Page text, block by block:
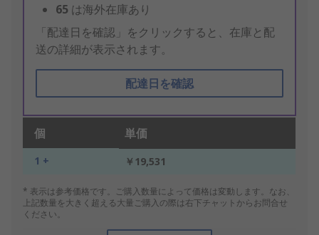
65 は海外在庫あり
「配達日を確認」をクリックすると、在庫と配
送の詳細が表示されます。
配達日を確認
個 単価
1 + ￥19,531
* 表示は参考価格です。ご購入数量によって価格は変動します。なお、
上記数量を大きく超える大量ご購入の際は右下チャットからお問合せ
ください。